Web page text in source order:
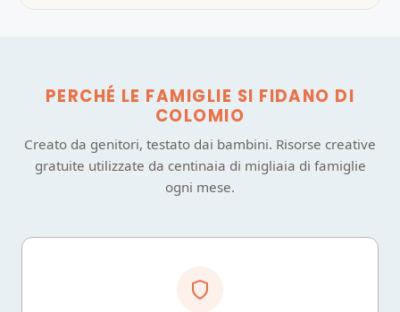
PERCHÉ LE FAMIGLIE SI FIDANO DI
COLOMIO
Creato da genitori, testato dai bambini. Risorse creative
gratuite utilizzate da centinaia di migliaia di famiglie
ogni mese.